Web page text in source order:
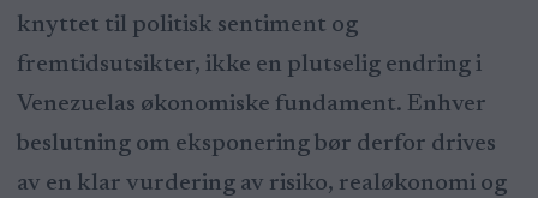
knyttet til politisk sentiment og
fremtidsutsikter, ikke en plutselig endring i
Venezuelas økonomiske fundament. Enhver
beslutning om eksponering bør derfor drives
av en klar vurdering av risiko, realøkonomi og